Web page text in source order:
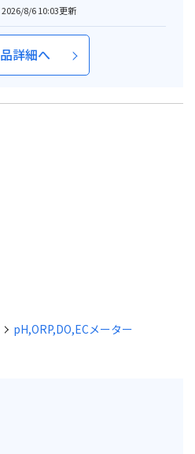
8/6 10:03更新
詳細へ
pH,ORP,DO,ECメーター